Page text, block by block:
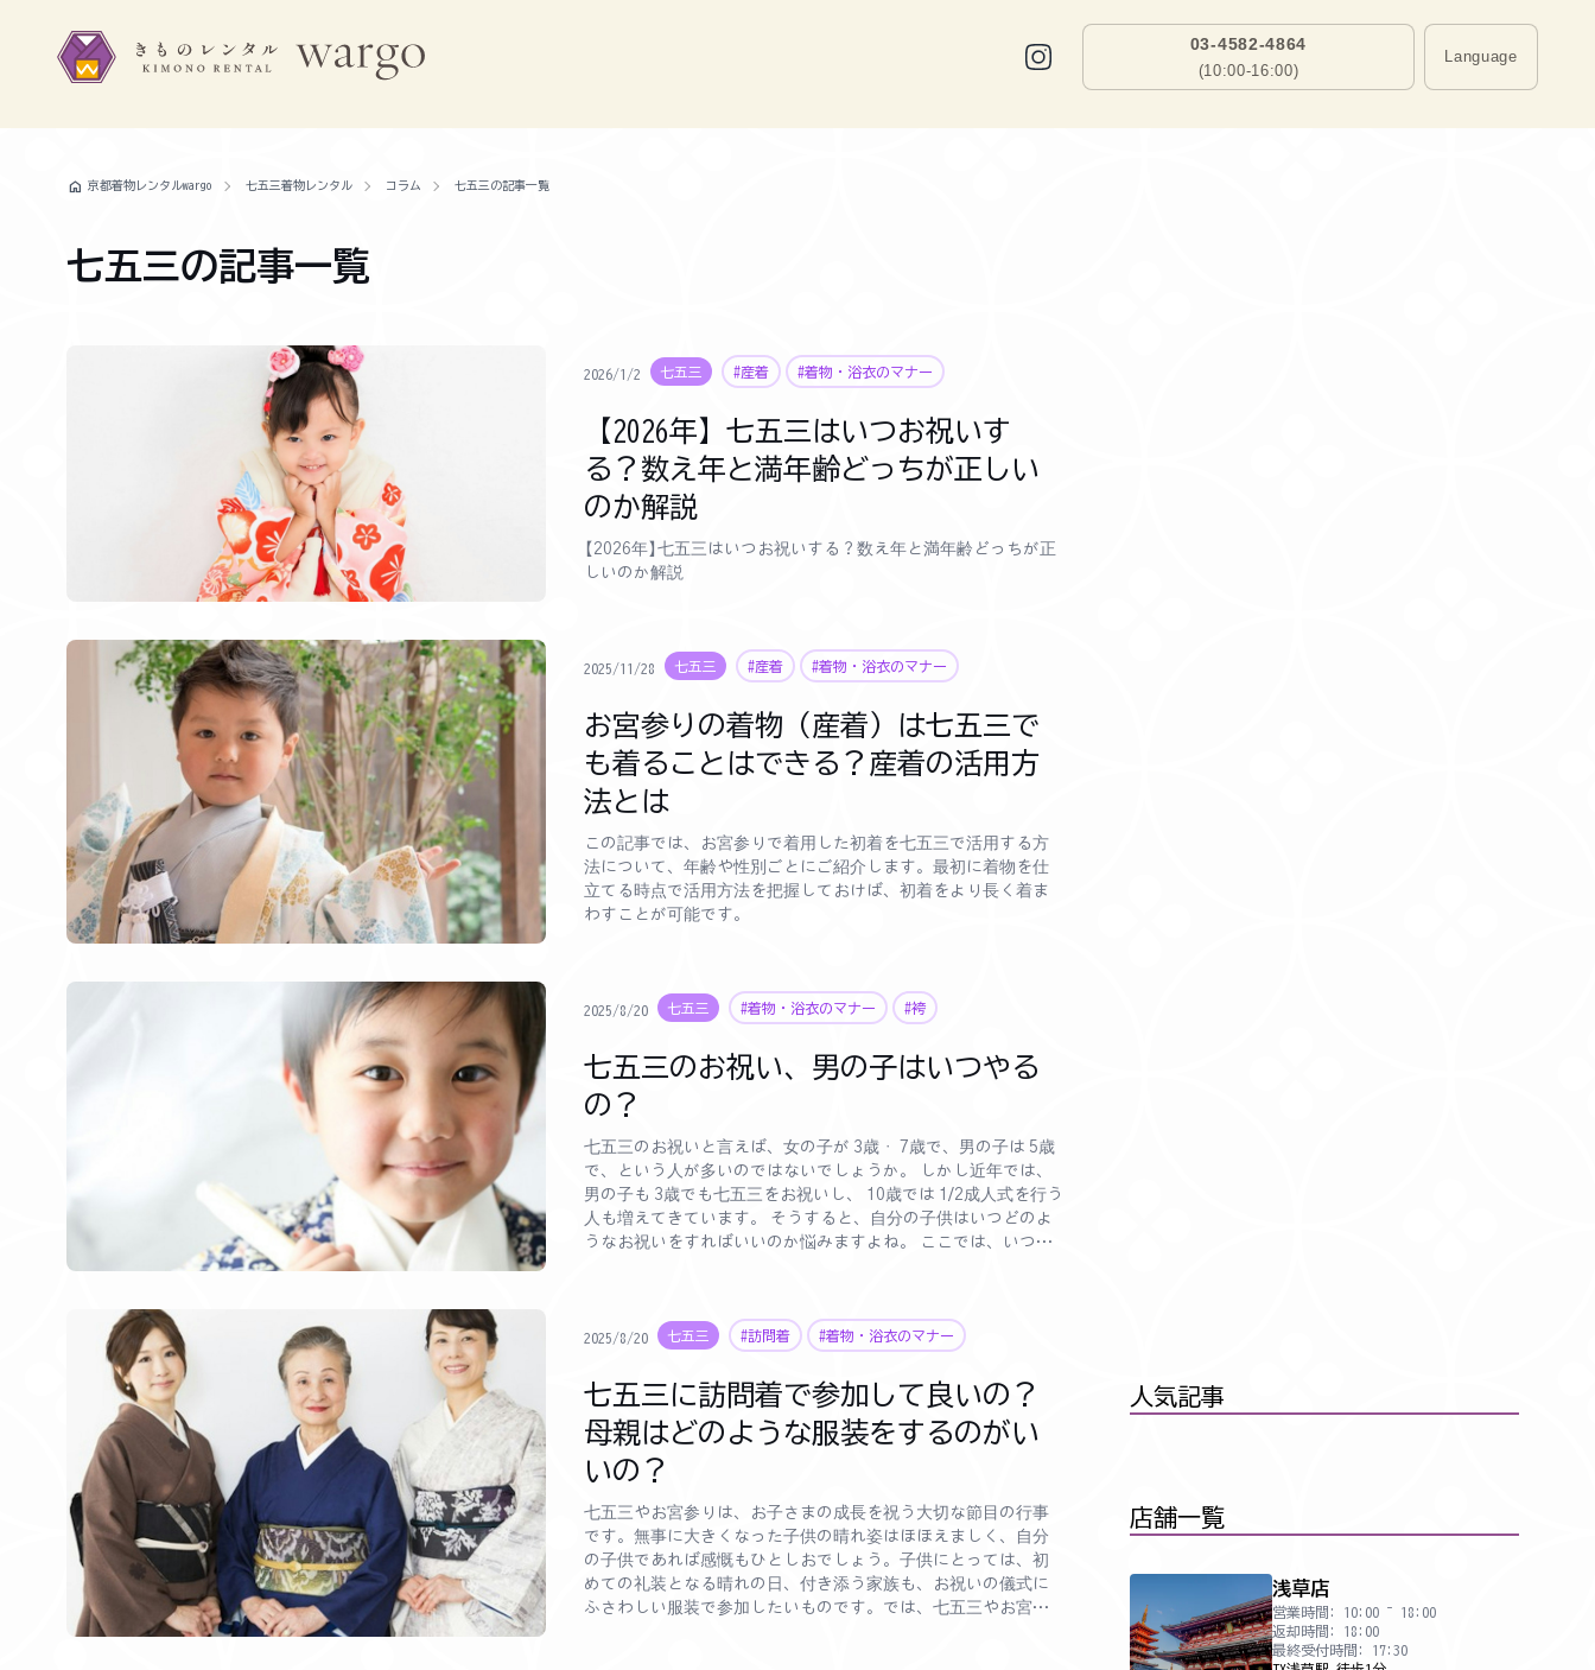
03-4582-4864
(10:00-16:00)
Language
home 京都着物レンタルwargo 七五三着物レンタル コラム 七五三の記事一覧
七五三の記事一覧
2026/1/2 七五三 #産着 #着物・浴衣のマナー
【2026年】七五三はいつお祝いす
る？数え年と満年齢どっちが正しい
のか解説
【2026年】七五三はいつお祝いする？数え年と満年齢どっちが正
しいのか解説
2025/11/28 七五三 #産着 #着物・浴衣のマナー
お宮参りの着物（産着）は七五三で
も着ることはできる？産着の活用方
法とは
この記事では、お宮参りで着用した初着を七五三で活用する方
法について、年齢や性別ごとにご紹介します。最初に着物を仕
立てる時点で活用方法を把握しておけば、初着をより長く着ま
わすことが可能です。
2025/8/20 七五三 #着物・浴衣のマナー #袴
七五三のお祝い、男の子はいつやる
の？
七五三のお祝いと言えば、女の子が 3歳・ 7歳で、男の子は 5歳
で、という人が多いのではないでしょうか。 しかし近年では、
男の子も 3歳でも七五三をお祝いし、 10歳では 1/2成人式を行う
人も増えてきています。 そうすると、自分の子供はいつどのよ
うなお祝いをすればいいのか悩みますよね。 ここでは、いつど
んで、素敵な思い出に残る 1日をお子様とお祝いしてください
2025/8/20 七五三 #訪問着 #着物・浴衣のマナー
七五三に訪問着で参加して良いの？
母親はどのような服装をするのがい
いの？
七五三やお宮参りは、お子さまの成長を祝う大切な節目の行事
です。無事に大きくなった子供の晴れ姿はほほえましく、自分
の子供であれば感慨もひとしおでしょう。子供にとっては、初
めての礼装となる晴れの日、付き添う家族も、お祝いの儀式に
ふさわしい服装で参加したいものです。では、七五三やお宮参
人気記事
店舗一覧
浅草店
営業時間: 10:00 ~ 18:00
返却時間: 18:00
最終受付時間: 17:30